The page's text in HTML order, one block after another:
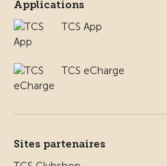
Applications
TCS App
TCS eCharge
Sites partenaires